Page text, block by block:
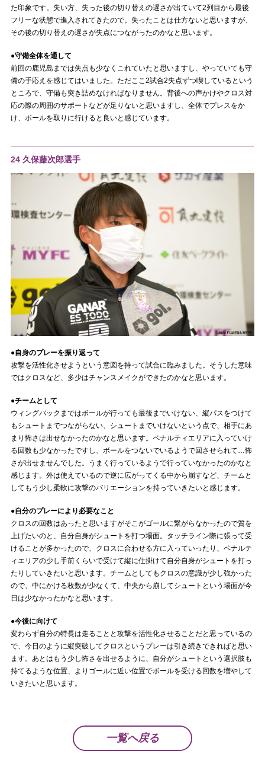
た印象です。失い方、失った後の切り替えの遅さが出ていて2列目から最後
フリーな状態で進入されてきたので。失ったことは仕方ないと思いますが、
その後の切り替えの遅さが失点につながったのかなと思います。
●守備全体を通して
前回の鹿児島までは失点も少なくこれていたと思いますし、やっていても守
備の手応えを感じてはいました。ただここ2試合2失点ずつ喫しているという
ところで、守備も突き詰めなければなりません。背後への声かけやクロス対
応の際の周囲のサポートなどが足りないと思いますし、全体でプレスをか
け、ボールを取りに行けると良いと感じています。
24 久保藤次郎選手
●自身のプレーを振り返って
攻撃を活性化させようという意図を持って試合に臨みました。そうした意味
ではクロスなど、多少はチャンスメイクができたのかなと思います。
●チームとして
ウィングバックまではボールが行っても最後までいけない、縦パスをつけて
もシュートまでつながらない、シュートまでいけないという点で、相手にあ
まり怖さは出せなかったのかなと思います。ペナルティエリアに入っていけ
る回数も少なかったですし、ボールをつないでいるようで回させられて…怖
さが出せませんでした。うまく行っているようで行っていなかったのかなと
感じます。外は使えているので逆に広がってくる中から崩すなど、チームと
してもう少し柔軟に攻撃のバリエーションを持っていきたいと感じます。
●自分のプレーにより必要なこと
クロスの回数はあったと思いますがそこがゴールに繋がらなかったので質を
上げたいのと、自分自身がシュートを打つ場面。タッチライン際に張って受
けることが多かったので、クロスに合わせる方に入っていったり、ペナルテ
ィエリアの少し手前くらいで受けて縦に仕掛けて自分自身がシュートを打っ
たりしていきたいと思います。チームとしてもクロスの意識が少し強かった
ので、中にかける枚数が少なくて、中央から崩してシュートという場面が今
日は少なかったかなと思います。
●今後に向けて
変わらず自分の特長は走ることと攻撃を活性化させることだと思っているの
で、今日のように縦突破してクロスというプレーは引き続きできればと思い
ます。あとはもう少し怖さを出せるように、自分がシュートという選択肢も
持てるような位置、よりゴールに近い位置でボールを受ける回数を増やして
いきたいと思います。
一覧へ戻る